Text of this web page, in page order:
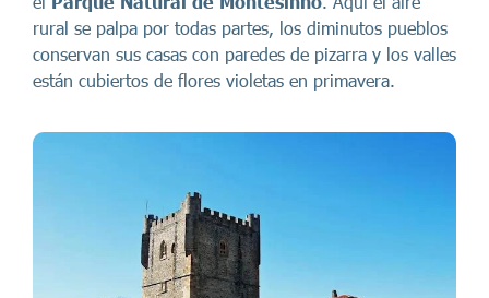
rural se palpa por todas partes, los diminutos pueblos
conservan sus casas con paredes de pizarra y los valles
están cubiertos de flores violetas en primavera.